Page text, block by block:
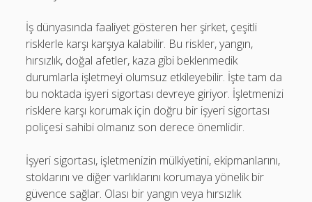
İş dünyasında faaliyet gösteren her şirket, çeşitli
risklerle karşı karşıya kalabilir. Bu riskler, yangın,
hırsızlık, doğal afetler, kaza gibi beklenmedik
durumlarla işletmeyi olumsuz etkileyebilir. İşte tam da
bu noktada işyeri sigortası devreye giriyor. İşletmenizi
risklere karşı korumak için doğru bir işyeri sigortası
poliçesi sahibi olmanız son derece önemlidir.
İşyeri sigortası, işletmenizin mülkiyetini, ekipmanlarını,
stoklarını ve diğer varlıklarını korumaya yönelik bir
güvence sağlar. Olası bir yangın veya hırsızlık